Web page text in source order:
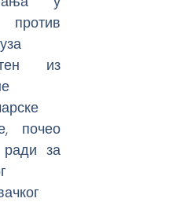
из
почео
за